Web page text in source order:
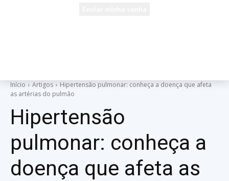
Início Artigos
Hipertensão pulmonar: conheça a doença que afeta
as artérias do pulmão
Hipertensão
pulmonar: conheça a
doença que afeta as